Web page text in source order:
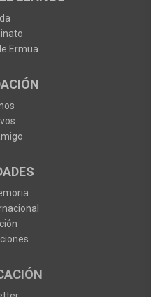
Ermua